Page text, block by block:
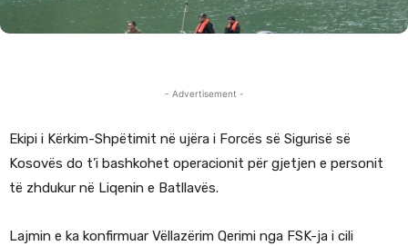
- Advertisement -
Ekipi i Kërkim-Shpëtimit në ujëra i Forcës së Sigurisë së
Kosovës do t’i bashkohet operacionit për gjetjen e personit
të zhdukur në Liqenin e Batllavës.
Lajmin e ka konfirmuar Vëllazërim Qerimi nga FSK-ja i cili